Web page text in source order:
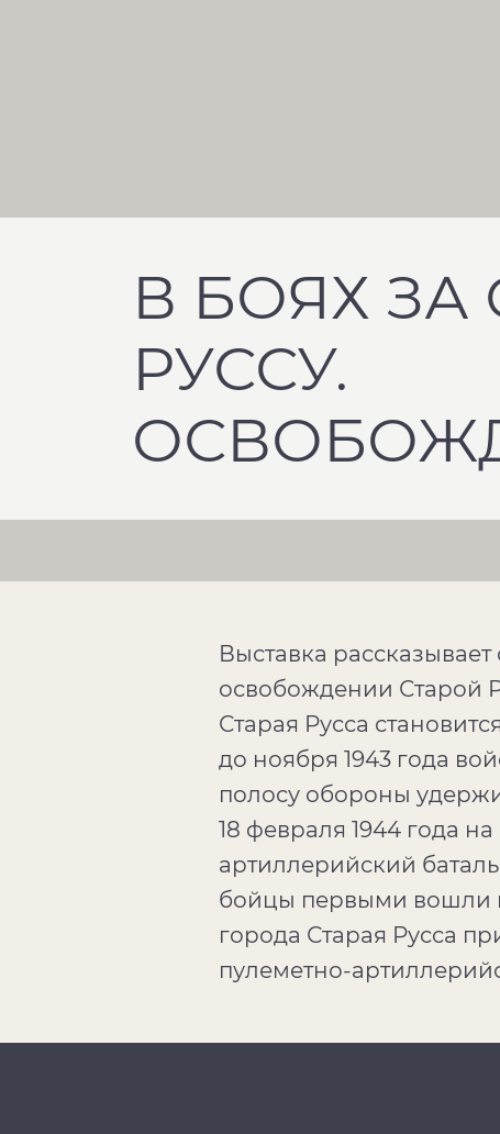
В БОЯХ ЗА
РУССУ.
Выставка
освобождении Старой
Старая Русса
до ноября 1943 года
полосу обороны
18 февраля 1944 года
артиллерийский
бойцы первыми вошли
города Старая Русса
пулеметно-